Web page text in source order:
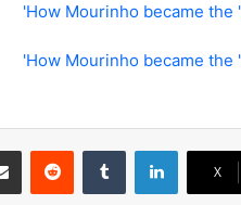
How Mourinho became the
How Mourinho became the
‫X
لينكدإن